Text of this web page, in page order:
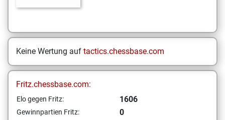
Keine Wertung auf tactics.chessbase.com
Fritz.chessbase.com:
Elo gegen Fritz: 1606
Gewinnpartien Fritz: 0